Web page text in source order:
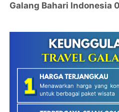
Galang Bahari Indonesia